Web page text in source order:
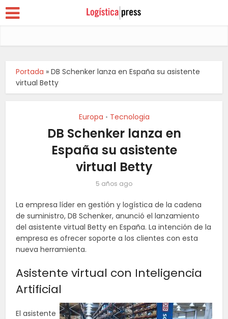
Portada »DB Schenker lanza en España su asistente
virtual Betty
Europa • Tecnologia
DB Schenker lanza en
España su asistente
virtual Betty
5 años ago
La empresa líder en gestión y logística de la cadena
de suministro, DB Schenker, anunció el lanzamiento
del asistente virtual Betty en España. La intención de la
empresa es ofrecer soporte a los clientes con esta
nueva herramienta.
Asistente virtual con Inteligencia
Artificial
El asistente